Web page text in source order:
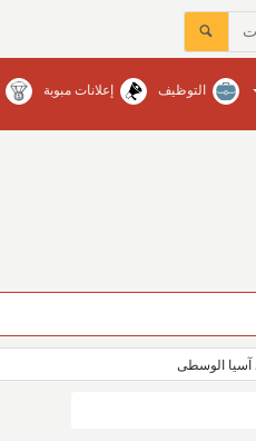
التوظيف إعلانات مبوبة
آسيا الوسطى